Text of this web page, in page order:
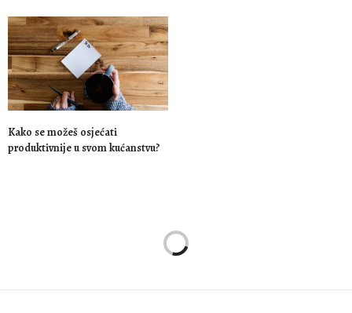
Kako se možeš osjećati
produktivnije u svom kućanstvu?